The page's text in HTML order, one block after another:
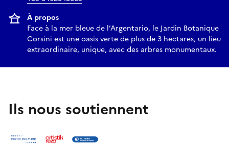
À propos
Face à la mer bleue de l’Argentario, le Jardin Botanique
Corsini est une oasis verte de plus de 3 hectares, un lieu
extraordinaire, unique, avec des arbres monumentaux.
Ils nous soutiennent